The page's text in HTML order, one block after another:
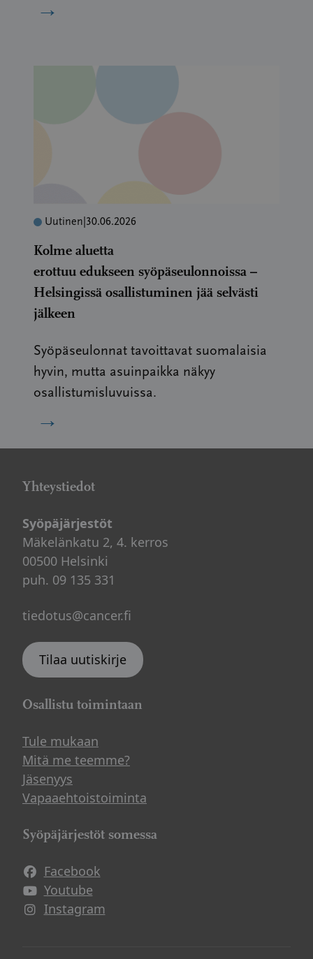
→
Uutinen 30.06.2026
Kolme aluetta
erottuu edukseen syöpäseulonnoissa –
Helsingissä osallistuminen jää selvästi
jälkeen
Syöpäseulonnat tavoittavat suomalaisia
hyvin, mutta asuinpaikka näkyy
osallistumisluvuissa.
→
Yhteystiedot
Syöpäjärjestöt
Mäkelänkatu 2, 4. kerros
00500 Helsinki
puh. 09 135 331
tiedotus@cancer.fi
Tilaa uutiskirje
Osallistu toimintaan
Tule mukaan
Mitä me teemme?
Jäsenyys
Vapaaehtoistoiminta
Syöpäjärjestöt somessa
Facebook
Avautuu uuteen ikkunaan
Youtube
Avautuu uuteen ikkunaan
Instagram
Avautuu uuteen ikkunaan